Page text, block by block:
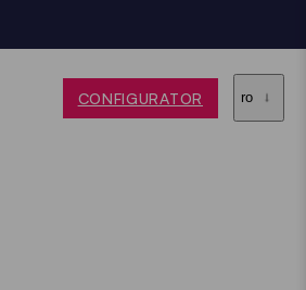
CONFIGURATOR ro